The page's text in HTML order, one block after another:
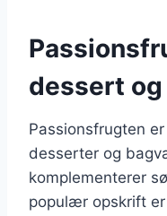
dessert
Passionsfrugten
desserter og
komplementerer
populær opskrift